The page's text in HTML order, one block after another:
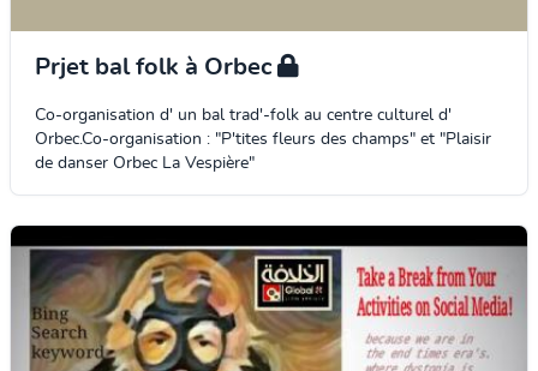
Prjet bal folk à Orbec
Co-organisation d' un bal trad'-folk au centre culturel d'
Orbec.Co-organisation : "P'tites fleurs des champs" et "Plaisir
de danser Orbec La Vespière"